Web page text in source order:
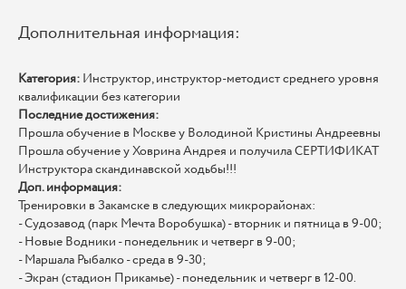
Дополнительная информация:
Категория: Инструктор, инструктор-методист среднего уровня
квалификации без категории
Последние достижения:
Прошла обучение в Москве у Володиной Кристины Андреевны
Прошла обучение у Ховрина Андрея и получила СЕРТИФИКАТ
Инструктора скандинавской ходьбы!!!
Доп. информация:
Тренировки в Закамске в следующих микрорайонах:
- Судозавод (парк Мечта Воробушка) - вторник и пятница в 9-00;
- Новые Водники - понедельник и четверг в 9-00;
- Маршала Рыбалко - среда в 9-30;
- Экран (стадион Прикамье) - понедельник и четверг в 12-00.